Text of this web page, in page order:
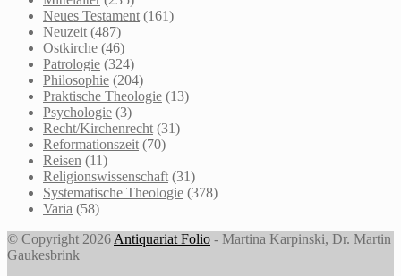
Neues Testament (161)
Neuzeit (487)
Ostkirche (46)
Patrologie (324)
Philosophie (204)
Praktische Theologie (13)
Psychologie (3)
Recht/Kirchenrecht (31)
Reformationszeit (70)
Reisen (11)
Religionswissenschaft (31)
Systematische Theologie (378)
Varia (58)
© Copyright 2026 Antiquariat Folio - Martina Karpinski, Dr. Martin
Gaukesbrink